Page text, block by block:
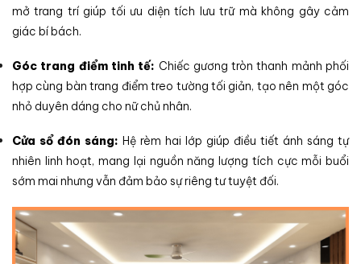
mở trang trí giúp tối ưu diện tích lưu trữ mà không gây cảm
giác bí bách.
Góc trang điểm tinh tế: Chiếc gương tròn thanh mảnh phối
hợp cùng bàn trang điểm treo tường tối giản, tạo nên một góc
nhỏ duyên dáng cho nữ chủ nhân.
Cửa sổ đón sáng: Hệ rèm hai lớp giúp điều tiết ánh sáng tự
nhiên linh hoạt, mang lại nguồn năng lượng tích cực mỗi buổi
sớm mai nhưng vẫn đảm bảo sự riêng tư tuyệt đối.